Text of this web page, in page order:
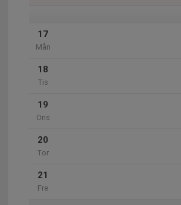
17
Mån
18
Tis
19
Ons
20
Tor
21
Fre